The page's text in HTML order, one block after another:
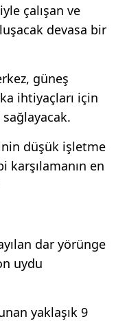
çalışan ve
devasa bir
güneş
ihtiyaçları için
düşük işletme
en
dar yörünge
uydu
yaklaşık 9